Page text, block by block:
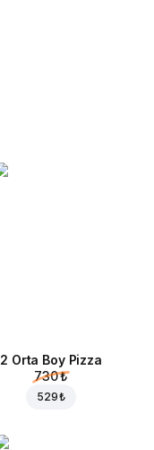
2 Orta Boy Pizza
730 ₺
529 ₺